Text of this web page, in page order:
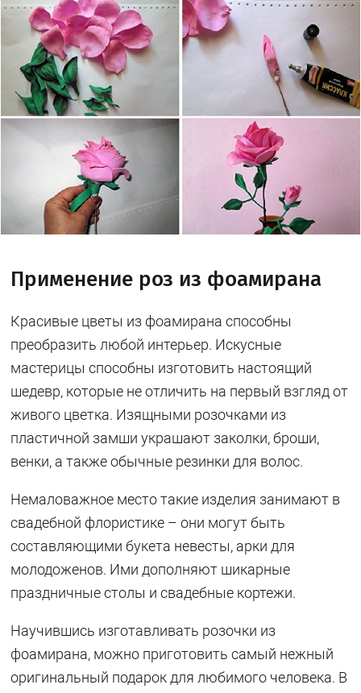
Применение роз из фоамирана
Красивые цветы из фоамирана способны
преобразить любой интерьер. Искусные
мастерицы способны изготовить настоящий
шедевр, которые не отличить на первый взгляд от
живого цветка. Изящными розочками из
пластичной замши украшают заколки, броши,
венки, а также обычные резинки для волос.
Немаловажное место такие изделия занимают в
свадебной флористике – они могут быть
составляющими букета невесты, арки для
молодоженов. Ими дополняют шикарные
праздничные столы и свадебные кортежи.
Научившись изготавливать розочки из
фоамирана, можно приготовить самый нежный
оригинальный подарок для любимого человека. В